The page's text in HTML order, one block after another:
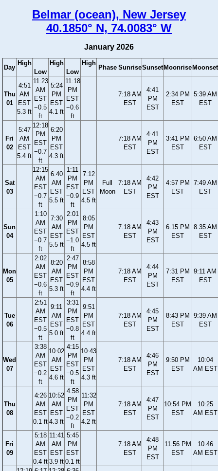
Belmar (ocean), New Jersey
40.1850° N, 74.0083° W
January 2026
Day
High
Low
High
Low
High
Phase SunriseSunset Moonrise Moonset
Thu
01
4:51
AM
EST
5.3 ft
11:23
AM
EST
−0.5
ft
5:24
PM
EST
4.1 ft
11:18
PM
EST
−0.6
ft
7:18 AM
EST
4:41
PM
EST
2:34 PM
EST
5:39 AM
EST
Fri
02
5:47
AM
EST
5.4 ft
12:18
PM
EST
−0.7
ft
6:20
PM
EST
4.3 ft
7:18 AM
EST
4:41
PM
EST
3:41 PM
EST
6:50 AM
EST
Sat
03
12:15
AM
EST
−0.7
ft
6:40
AM
EST
5.5 ft
1:11
PM
EST
−0.9
ft
7:12
PM
EST
4.5 ft
Full
Moon
7:18 AM
EST
4:42
PM
EST
4:57 PM
EST
7:49 AM
EST
Sun
04
1:10
AM
EST
−0.7
ft
7:30
AM
EST
5.5 ft
2:01
PM
EST
−1.0
ft
8:05
PM
EST
4.5 ft
7:18 AM
EST
4:43
PM
EST
6:15 PM
EST
8:35 AM
EST
Mon
05
2:02
AM
EST
−0.6
ft
8:20
AM
EST
5.3 ft
2:47
PM
EST
−0.9
ft
8:58
PM
EST
4.4 ft
7:18 AM
EST
4:44
PM
EST
7:31 PM
EST
9:11 AM
EST
Tue
06
2:51
AM
EST
−0.5
ft
9:11
AM
EST
5.0 ft
3:31
PM
EST
−0.8
ft
9:51
PM
EST
4.4 ft
7:18 AM
EST
4:45
PM
EST
8:43 PM
EST
9:39 AM
EST
Wed
07
3:38
AM
EST
−0.2
ft
10:02
AM
EST
4.6 ft
4:15
PM
EST
−0.5
ft
10:43
PM
EST
4.3 ft
7:18 AM
EST
4:46
PM
EST
9:50 PM
EST
10:04
AM EST
Thu
08
4:26
AM
EST
0.1 ft
10:52
AM
EST
4.3 ft
4:58
PM
EST
−0.2
ft
11:32
PM
EST
4.2 ft
7:18 AM
EST
4:47
PM
EST
10:54 PM
EST
10:25
AM EST
Fri
09
5:18
AM
EST
0.4 ft
11:41
AM
EST
3.9 ft
5:45
PM
EST
0.1 ft
7:18 AM
EST
4:48
PM
EST
11:56 PM
EST
10:46
AM EST